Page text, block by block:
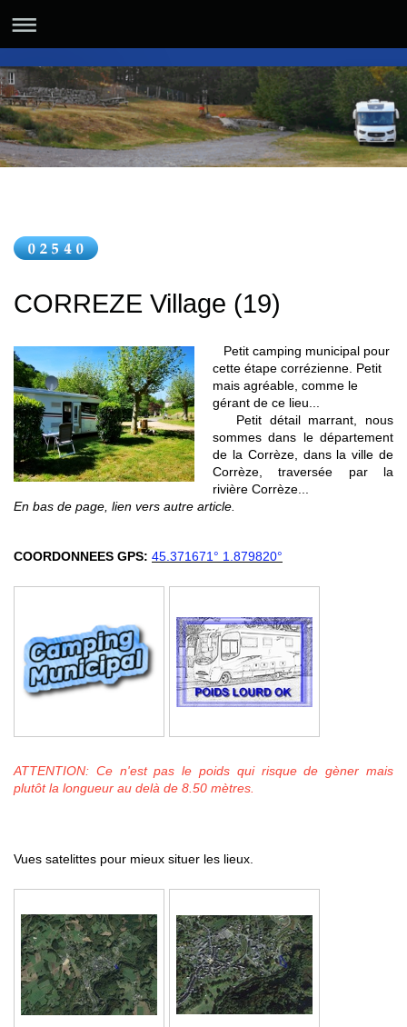
CORREZE Village (19)
Petit camping municipal pour
cette étape corrézienne. Petit
mais agréable, comme le
gérant de ce lieu...
Petit détail marrant, nous
sommes dans le département
de la Corrèze, dans la ville de
Corrèze, traversée par la
rivière Corrèze...
En bas de page, lien vers autre article.
COORDONNEES GPS: 45.371671° 1.879820°
ATTENTION: Ce n'est pas le poids qui risque de gèner mais
plutôt la longueur au delà de 8.50 mètres.
Vues satelittes pour mieux situer les lieux.